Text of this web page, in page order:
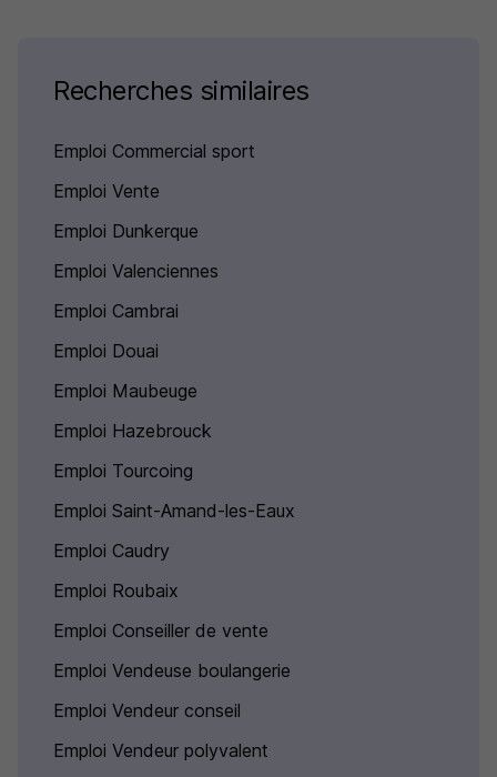
Recherches similaires
Emploi Commercial sport
Emploi Vente
Emploi Dunkerque
Emploi Valenciennes
Emploi Cambrai
Emploi Douai
Emploi Maubeuge
Emploi Hazebrouck
Emploi Tourcoing
Emploi Saint-Amand-les-Eaux
Emploi Caudry
Emploi Roubaix
Emploi Conseiller de vente
Emploi Vendeuse boulangerie
Emploi Vendeur conseil
Emploi Vendeur polyvalent